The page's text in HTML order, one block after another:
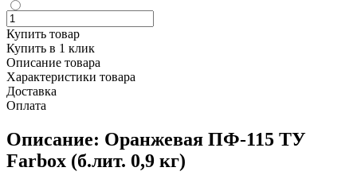
Купить товар
Купить в 1 клик
Описание товара
Характеристики товара
Доставка
Оплата
Описание: Оранжевая ПФ-115 ТУ
Farbox (б.лит. 0,9 кг)